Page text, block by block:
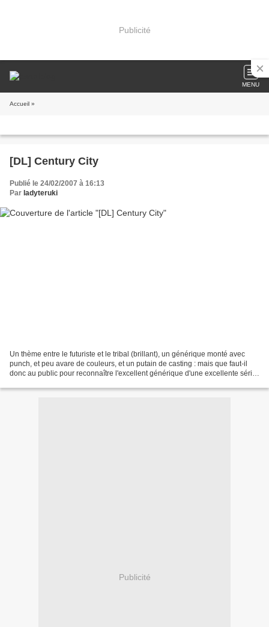
Publicité
MENU
Accueil »
[DL] Century City
Publié le 24/02/2007 à 16:13
Par ladyteruki
Un thème entre le futuriste et le tribal (brillant), un générique monté avec
punch, et peu avare de couleurs, et un putain de casting : mais que faut-il
donc au public pour reconnaître l'excellent générique d'une excellente série
Publicité